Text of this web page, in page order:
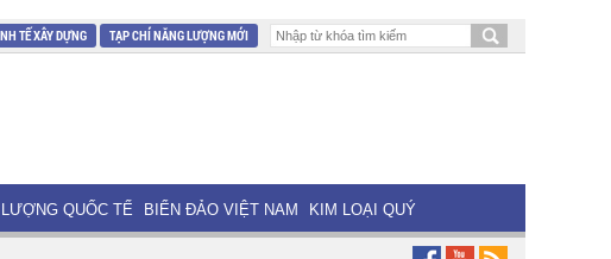
TẾ XÂY DỰNG TẠP CHÍ NĂNG LƯỢNG MỚI
QUỐC TẾ BIỂN ĐẢO VIỆT NAM KIM LOẠI QUÝ